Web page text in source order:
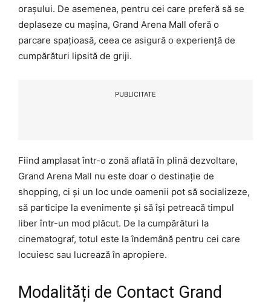
orașului. De asemenea, pentru cei care preferă să se
deplaseze cu mașina, Grand Arena Mall oferă o
parcare spațioasă, ceea ce asigură o experiență de
cumpărături lipsită de griji.
PUBLICITATE
Fiind amplasat într-o zonă aflată în plină dezvoltare,
Grand Arena Mall nu este doar o destinație de
shopping, ci și un loc unde oamenii pot să socializeze,
să participe la evenimente și să își petreacă timpul
liber într-un mod plăcut. De la cumpărături la
cinematograf, totul este la îndemână pentru cei care
locuiesc sau lucrează în apropiere.
Modalități de Contact Grand